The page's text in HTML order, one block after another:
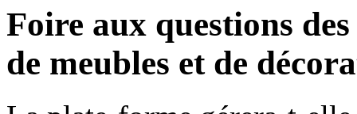
Foire aux questions
de meubles et de